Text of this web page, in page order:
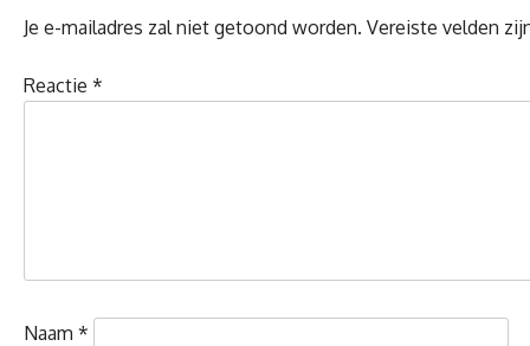
Je e-mailadres zal niet getoond worden. Vereiste velden
Reactie *
Naam *